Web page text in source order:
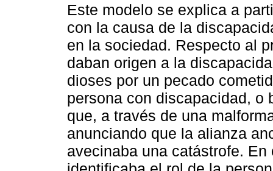
Este modelo se explica a
con la causa de la
en la sociedad. Respecto al
daban origen a la
dioses por un pecado
persona con discapacidad, o
que, a través de una
anunciando que la alianza
avecinaba una catástrofe.